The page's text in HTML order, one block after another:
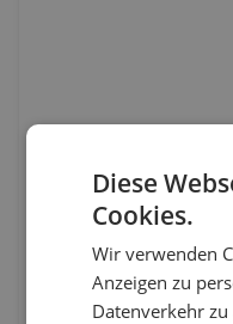
Diese
Cookies.
Wir verwenden
Anzeigen zu
Datenverkehr